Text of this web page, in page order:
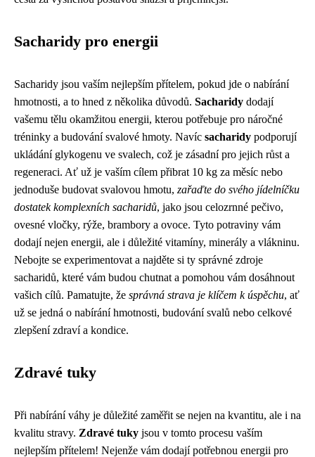
Sacharidy pro energii
Sacharidy jsou vaším nejlepším přítelem, pokud jde o nabírání
hmotnosti, a to hned z několika důvodů. Sacharidy dodají
vašemu tělu okamžitou energii, kterou potřebuje pro náročné
tréninky a budování svalové hmoty. Navíc sacharidy podporují
ukládání glykogenu ve svalech, což je zásadní pro jejich růst a
regeneraci. Ať už je vaším cílem přibrat 10 kg za měsíc nebo
jednoduše budovat svalovou hmotu, zařaďte do svého jídelníčku
dostatek komplexních sacharidů, jako jsou celozrnné pečivo,
ovesné vločky, rýže, brambory a ovoce. Tyto potraviny vám
dodají nejen energii, ale i důležité vitamíny, minerály a vlákninu.
Nebojte se experimentovat a najděte si ty správné zdroje
sacharidů, které vám budou chutnat a pomohou vám dosáhnout
vašich cílů. Pamatujte, že správná strava je klíčem k úspěchu, ať
už se jedná o nabírání hmotnosti, budování svalů nebo celkové
zlepšení zdraví a kondice.
Zdravé tuky
Při nabírání váhy je důležité zaměřit se nejen na kvantitu, ale i na
kvalitu stravy. Zdravé tuky jsou v tomto procesu vaším
nejlepším přítelem! Nejenže vám dodají potřebnou energii pro